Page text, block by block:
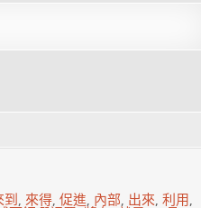
到, 來得, 促進, 內部, 出來, 利用,